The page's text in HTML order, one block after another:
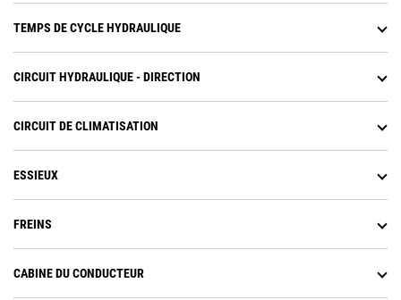
TEMPS DE CYCLE HYDRAULIQUE
CIRCUIT HYDRAULIQUE - DIRECTION
CIRCUIT DE CLIMATISATION
ESSIEUX
FREINS
CABINE DU CONDUCTEUR